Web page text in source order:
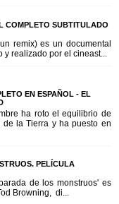
COMPLETO SUBTITULADO
remix) es un documental
y realizado por el cineast...
EN ESPAÑOL - EL
ha roto el equilibrio de
la Tierra y ha puesto en
PELÍCULA
de los monstruos' es
Browning, di...